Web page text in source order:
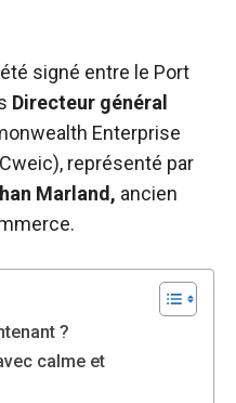
signé entre le Port
Directeur général
Enterprise
représenté par
Marland, ancien
?
calme et